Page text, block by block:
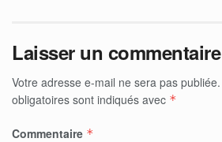
Laisser un commentaire
Votre adresse e-mail ne sera pas publiée.
obligatoires sont indiqués avec *
Commentaire *